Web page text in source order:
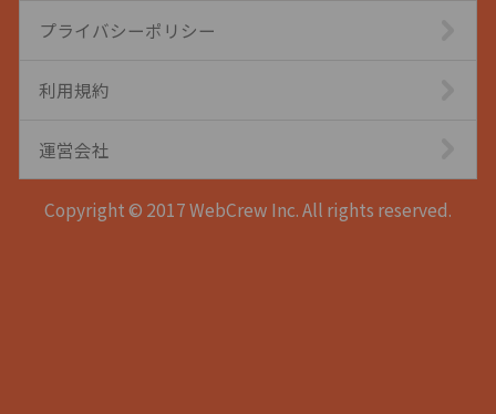
プライバシーポリシー
利用規約
運営会社
Copyright © 2017 WebCrew Inc. All rights reserved.